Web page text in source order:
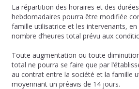
La répartition des horaires et des
hebdomadaires pourra être modifiée
famille utilisatrice et les intervenants,
nombre d’heures total prévu aux
Toute augmentation ou toute
total ne pourra se faire que par
au contrat entre la société et la famille
moyennant un préavis de 14 jours.